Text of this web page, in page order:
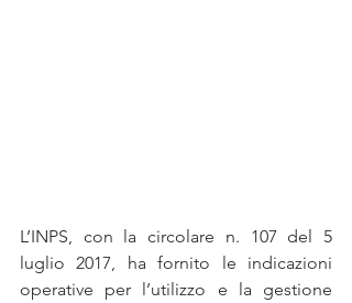
L’INPS, con la circolare n. 107 del 5
luglio 2017, ha fornito le indicazioni
operative per l’utilizzo e la gestione